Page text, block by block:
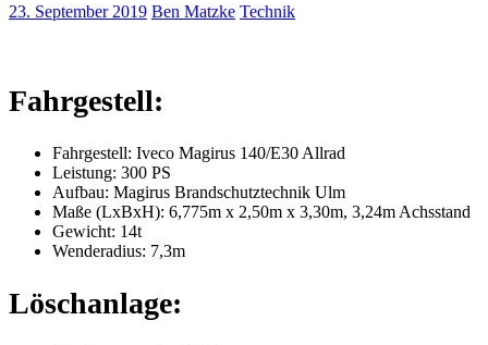
23. September 2019 Ben Matzke Technik
Fahrgestell:
Fahrgestell: Iveco Magirus 140/E30 Allrad
Leistung: 300 PS
Aufbau: Magirus Brandschutztechnik Ulm
Maße (LxBxH): 6,775m x 2,50m x 3,30m, 3,24m Achsstand
Gewicht: 14t
Wenderadius: 7,3m
Löschanlage: